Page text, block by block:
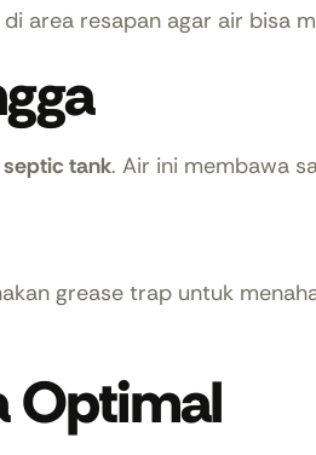
area resapan agar air bisa
tank. Air ini membawa
grease trap untuk
Optimal